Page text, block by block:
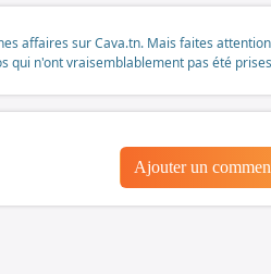
affaires sur Cava.tn. Mais faites
qui n'ont vraisemblablement pas été
Ajouter un